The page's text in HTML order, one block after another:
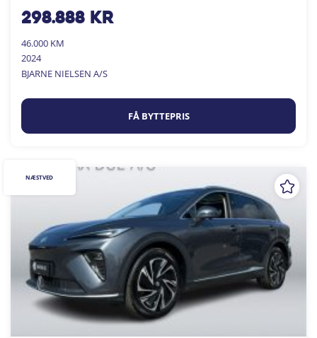
298.888kr
46.000 KM
2024
BJARNE NIELSEN A/S
FÅ BYTTEPRIS
NÆSTVED